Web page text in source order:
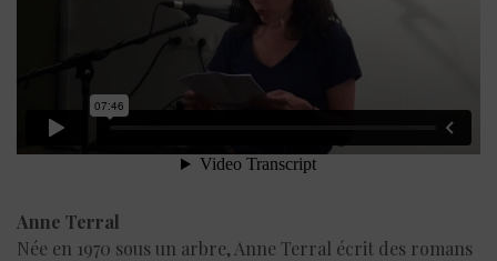
Anne Terral
Née en 1970 sous un arbre, Anne Terral écrit des romans